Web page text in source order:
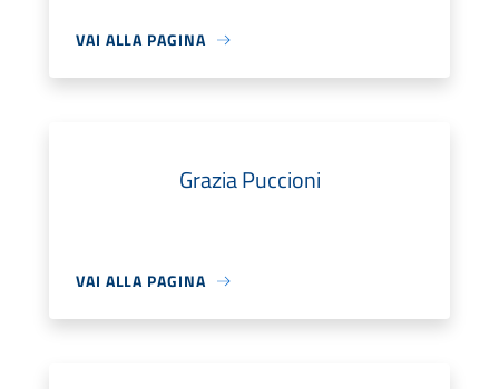
VAI ALLA PAGINA
Grazia Puccioni
VAI ALLA PAGINA